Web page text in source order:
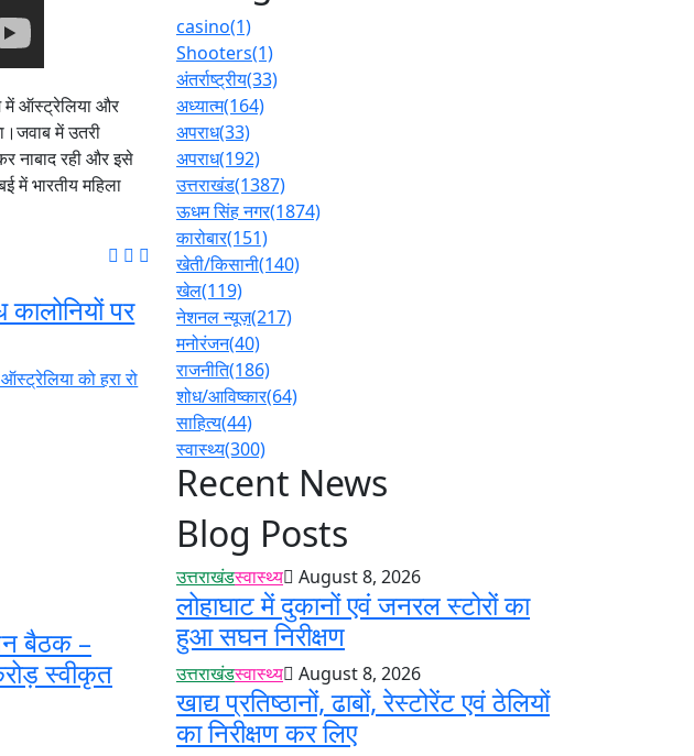
में ऑस्ट्रेलिया और
में उतरी
नाबाद रही और इसे
में भारतीय महिला
पर
बैठक –
स्वीकृत
casino(1)
Shooters(1)
अंतर्राष्ट्रीय(33)
अध्यात्म(164)
अपराध(33)
अपराध(192)
उत्तराखंड(1387)
ऊधम सिंह नगर(1874)
कारोबार(151)
खेती/किसानी(140)
खेल(119)
नेशनल न्यूज़(217)
मनोरंजन(40)
राजनीति(186)
शोध/आविष्कार(64)
साहित्य(44)
स्वास्थ्य(300)
Recent News
Blog Posts
उत्तराखंडस्वास्थ्य August 8, 2026
लोहाघाट में दुकानों एवं जनरल स्टोरों का
हुआ सघन निरीक्षण
उत्तराखंडस्वास्थ्य August 8, 2026
खाद्य प्रतिष्ठानों, ढाबों, रेस्टोरेंट एवं ठेलियों
का निरीक्षण कर लिए